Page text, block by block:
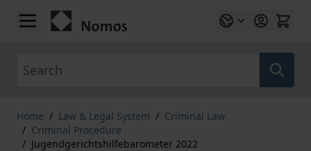
Skip to Content
Home / Law & Legal System / Criminal Law
/ Criminal Procedure
/ Jugendgerichtshilfebarometer 2022